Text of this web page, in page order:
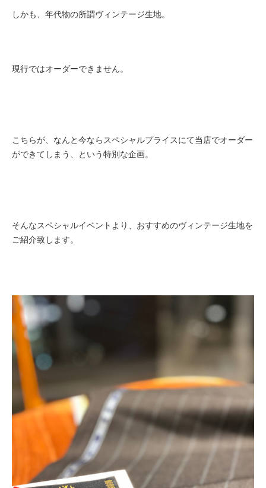
しかも、年代物の所謂ヴィンテージ生地。
現行ではオーダーできません。
こちらが、なんと今ならスペシャルプライスにて当店でオーダー
ができてしまう、という特別な企画。
そんなスペシャルイベントより、おすすめのヴィンテージ生地を
ご紹介致します。